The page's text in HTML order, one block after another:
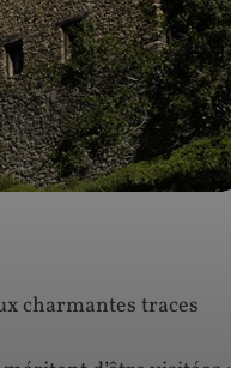
charmantes traces